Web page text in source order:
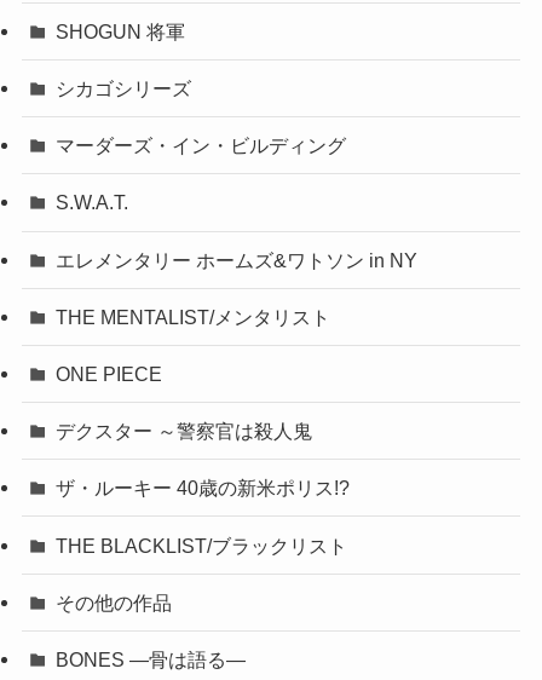
SHOGUN 将軍
シカゴシリーズ
マーダーズ・イン・ビルディング
S.W.A.T.
エレメンタリー ホームズ&ワトソン in NY
THE MENTALIST/メンタリスト
ONE PIECE
デクスター ～警察官は殺人鬼
ザ・ルーキー 40歳の新米ポリス!?
THE BLACKLIST/ブラックリスト
その他の作品
BONES ―骨は語る―